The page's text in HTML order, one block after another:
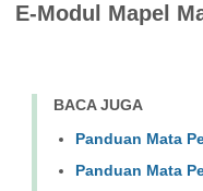
E-Modul Mapel
BACA JUGA
Panduan Mata
Panduan Mata